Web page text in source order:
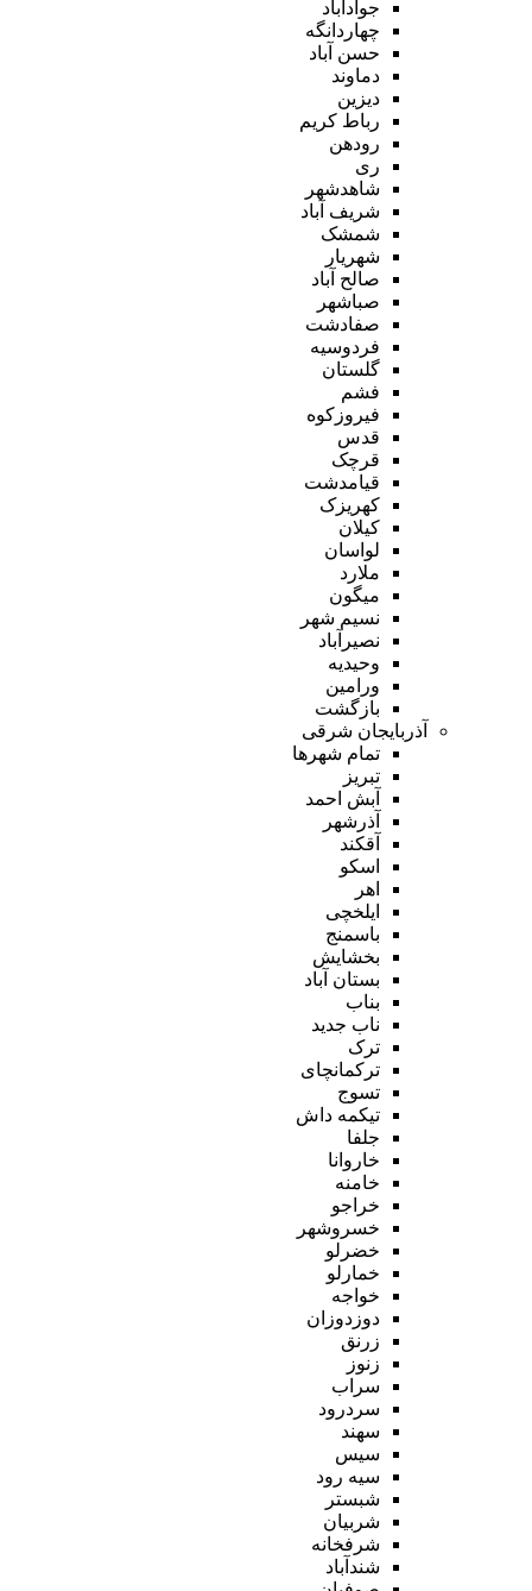
جوادآباد
چهاردانگه
حسن آباد
دماوند
دیزین
رباط کریم
رودهن
ری
شاهدشهر
شریف آباد
شمشک
شهریار
صالح آباد
صباشهر
صفادشت
فردوسیه
گلستان
فشم
فیروزکوه
قدس
قرچک
قیامدشت
کهریزک
کیلان
لواسان
ملارد
میگون
نسیم شهر
نصیرآباد
وحیدیه
ورامین
بازگشت
آذربایجان شرقی
تمام شهر‌ها
تبریز
آبش احمد
آذرشهر
آقکند
اسکو
اهر
ایلخچی
باسمنج
بخشایش
بستان آباد
بناب
ناب جدید
ترک
ترکمانچای
تسوج
تیکمه داش
جلفا
خاروانا
خامنه
خراجو
خسروشهر
خضرلو
خمارلو
خواجه
دوزدوزان
زرنق
زنوز
سراب
سردرود
سهند
سیس
سیه رود
شبستر
شربیان
شرفخانه
شندآباد